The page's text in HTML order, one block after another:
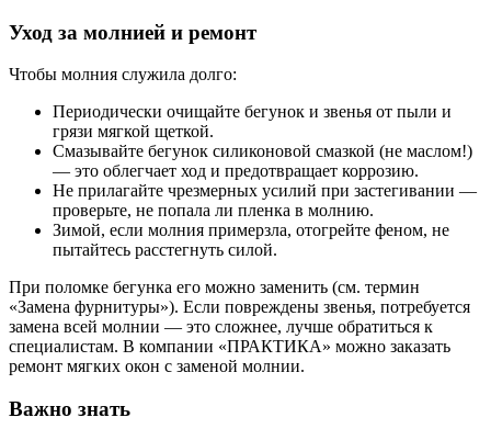
Уход за молнией и ремонт
Чтобы молния служила долго:
Периодически очищайте бегунок и звенья от пыли и
грязи мягкой щеткой.
Смазывайте бегунок силиконовой смазкой (не маслом!)
— это облегчает ход и предотвращает коррозию.
Не прилагайте чрезмерных усилий при застегивании —
проверьте, не попала ли пленка в молнию.
Зимой, если молния примерзла, отогрейте феном, не
пытайтесь расстегнуть силой.
При поломке бегунка его можно заменить (см. термин
«Замена фурнитуры»). Если повреждены звенья, потребуется
замена всей молнии — это сложнее, лучше обратиться к
специалистам. В компании «ПРАКТИКА» можно заказать
ремонт мягких окон с заменой молнии.
Важно знать